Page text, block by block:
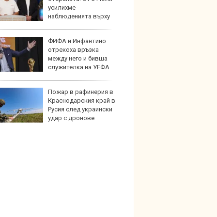
усилихме
наблюденията върху
ФИФА и Инфантино
отрекоха връзка
между него и бивша
служителка на УЕФА
Пожар в рафинерия в
Краснодарския край в
Русия след украински
удар с дронове